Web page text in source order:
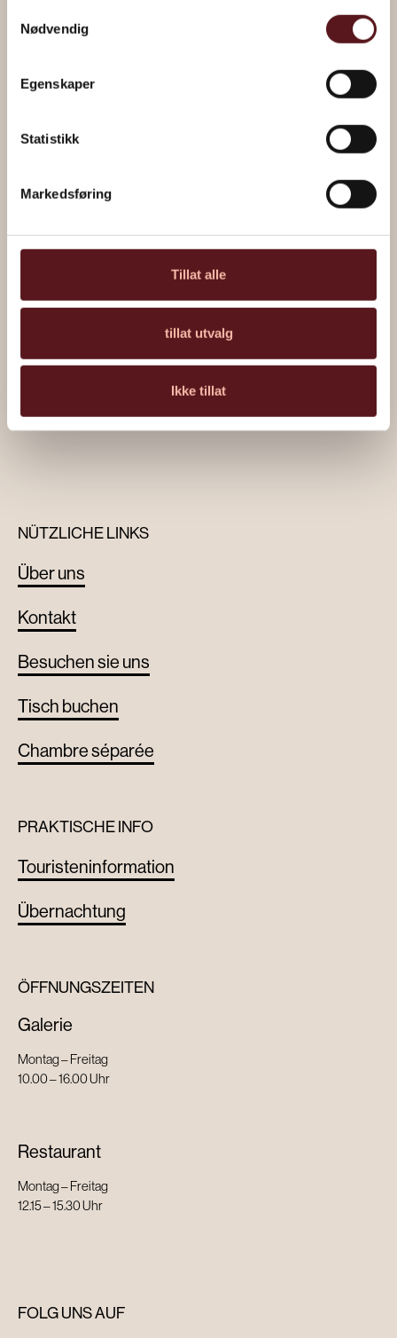
Nødvendig
Egenskaper
Statistikk
Markedsføring
Tillat alle
tillat utvalg
Ikke tillat
Gemälde von Marius Moe
NÜTZLICHE LINKS
Über uns
Kontakt
Besuchen sie uns
Tisch buchen
Chambre séparée
PRAKTISCHE INFO
Touristeninformation
Übernachtung
ÖFFNUNGSZEITEN
Galerie
Montag – Freitag
10.00 – 16.00 Uhr
Restaurant
Montag – Freitag
12.15 – 15.30 Uhr
FOLG UNS AUF